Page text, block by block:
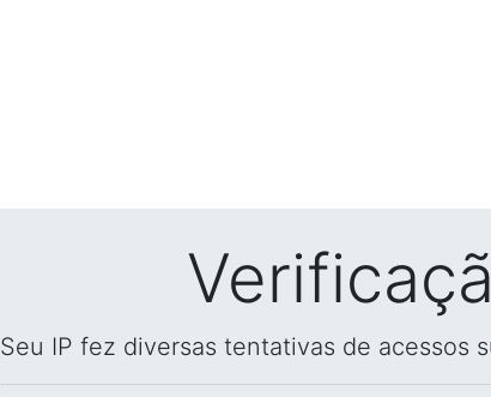
Seu IP fez diversas tentativas de acessos